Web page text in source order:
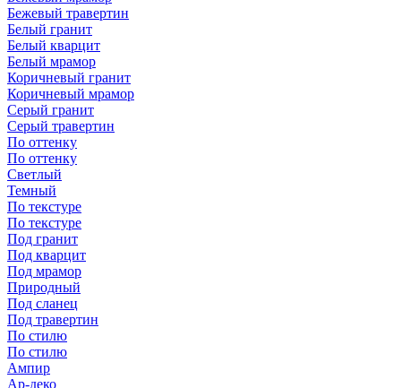
Бежевый травертин
Белый гранит
Белый кварцит
Белый мрамор
Коричневый гранит
Коричневый мрамор
Серый гранит
Серый травертин
По оттенку
По оттенку
Светлый
Темный
По текстуре
По текстуре
Под гранит
Под кварцит
Под мрамор
Природный
Под сланец
Под травертин
По стилю
По стилю
Ампир
Ар-деко